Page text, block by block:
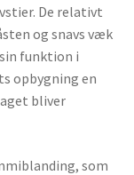
De relativt
og snavs væk
funktion i
opbygning en
bliver
som